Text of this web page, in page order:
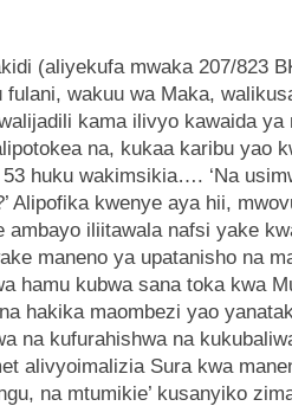
(aliyekufa mwaka 207/823
fulani, wakuu wa Maka,
kama ilivyo kawaida
na, kukaa karibu yao
huku wakimsikia…. ‘Na
Alipofika kwenye aya hii,
ambayo iliitawala nafsi yake
maneno ya upatanisho na
hamu kubwa sana toka kwa
hakika maombezi yao
na kufurahishwa na
alivyoimalizia Sura kwa
na mtumikie’ kusanyiko